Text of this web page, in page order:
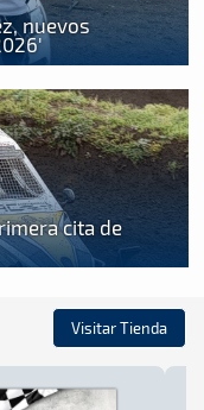
nuevos
cita de
Visitar Tienda